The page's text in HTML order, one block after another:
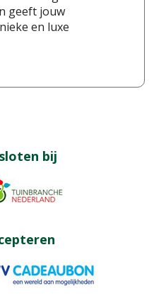
geeft jouw
en luxe
bij